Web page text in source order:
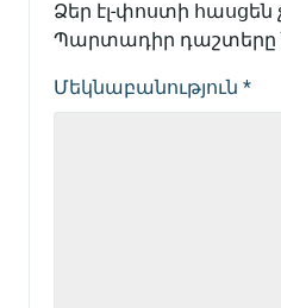
Ձեր էլ-փոստի հասցեն
Պարտադիր դաշտերը
Մեկնաբանություն *